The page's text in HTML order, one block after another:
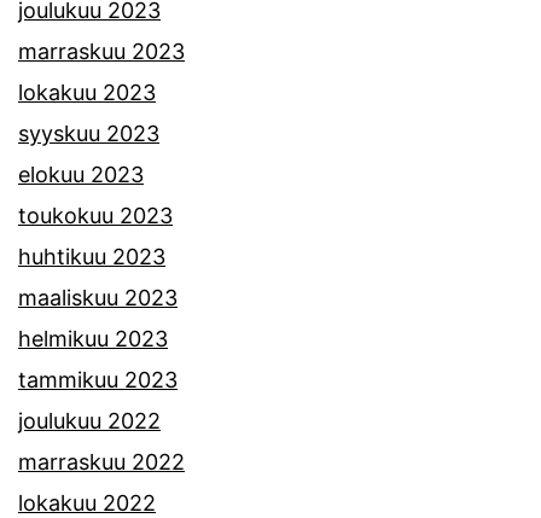
joulukuu 2023
marraskuu 2023
lokakuu 2023
syyskuu 2023
elokuu 2023
toukokuu 2023
huhtikuu 2023
maaliskuu 2023
helmikuu 2023
tammikuu 2023
joulukuu 2022
marraskuu 2022
lokakuu 2022